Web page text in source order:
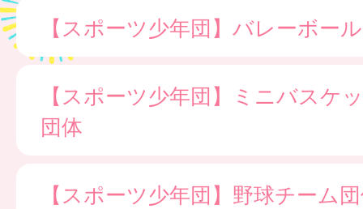
【スポーツ少年団】バレーボー
【スポーツ少年団】ミニバスケ
団体
【スポーツ少年団】野球チーム